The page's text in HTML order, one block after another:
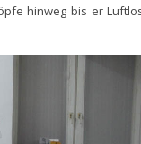
hinweg bis er